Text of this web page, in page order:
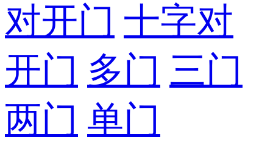
对开门 十字对
开门 多门 三门
两门 单门